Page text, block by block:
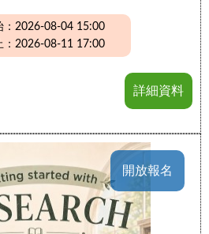
：2026-08-04 15:00
：2026-08-11 17:00
詳細資料
開放報名